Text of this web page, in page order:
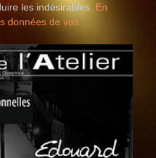
les indésirables. En
données de vos